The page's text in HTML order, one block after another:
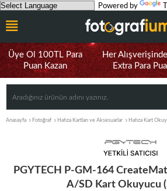
Powered by
Üye Ol 100TL Para
Puan Kazan
Her
Extra Para
Anasayfa Fotoğraf Hafıza Kartları ve Aksesuarlar Hafıza Kart
PGYTECH P-GM-164
A/SD Kart Okuyucu